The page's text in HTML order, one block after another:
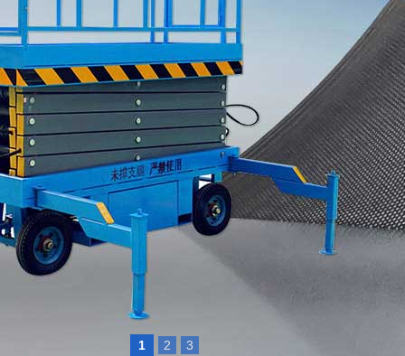
1 2 3